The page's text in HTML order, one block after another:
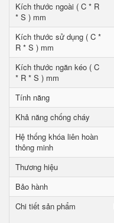
Kích thước ngoài ( C * R
* S ) mm
Kích thước sử dụng ( C *
R * S ) mm
Kích thước ngăn kéo ( C
* R * S ) mm
Tính năng
Khả năng chống cháy
Hệ thống khóa liên hoàn
thông minh
Thương hiệu
Bảo hành
Chi tiết sản phẩm